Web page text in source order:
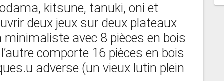
kitsune, tanuki, oni et
deux jeux sur deux plateaux
avec 8 pièces en bois
comporte 16 pièces en bois
adverse (un vieux lutin plein